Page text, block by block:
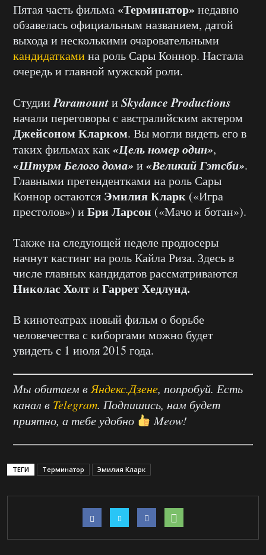
Пятая часть фильма«Терминатор»недавно
обзавелась официальным названием, датой
выхода и несколькими очаровательными
кандидаткамина роль Сары Коннор. Настала
очередь и главной мужской роли.
СтудииParamountи Skydance Productions
начали переговоры с австралийским актером
Джейсоном Кларком. Вы могли видеть его в
таких фильмах как«Цель номер один»,
«Штурм Белого дома»и «Великий Гэтсби».
Главными претендентками на роль Сары
Коннор остаются Эмилия Кларк («Игра
престолов») и Бри Ларсон («Мачо и ботан»).
Также на следующей неделе продюсеры
начнут кастинг на роль Кайла Риза. Здесь в
числе главных кандидатов рассматриваются
Николас Холти Гаррет Хедлунд.
В кинотеатрах новый фильм о борьбе
человечества с киборгами можно будет
увидеть с 1 июля 2015 года.
Мы обитаем в Яндекс.Дзене, попробуй. Есть
канал в Telegram. Подпишись, нам будет
приятно, а тебе удобно
Meow!
ТЕГИ Терминатор Эмилия Кларк